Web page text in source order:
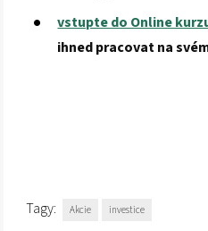
vstupte do Online
ihned pracovat na
Tagy: Akcie investice